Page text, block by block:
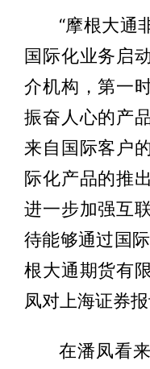
“摩根大通
国际化业务启
介机构，第一
振奋人心的产
来自国际客户
际化产品的推
进一步加强互
待能够通过国
根大通期货有
凤对上海证券报
在潘凤看